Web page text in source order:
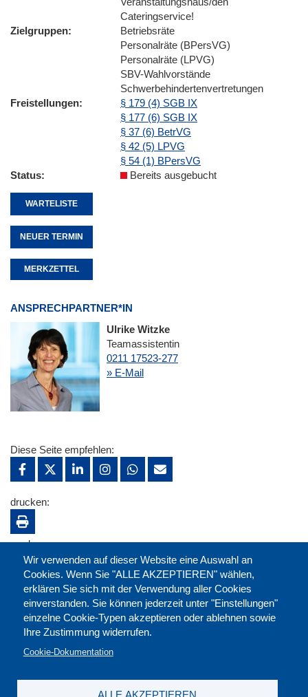
Cateringservice!
Zielgruppen
Betriebsräte
Personalräte (BPersVG)
Personalräte (LPVG)
SBV-Wahlvorstände
Schwerbehindertenvertretungen
Freistellungen
§ 179 (4) SGB IX
§ 177 (6) SGB IX
§ 37 (6) BetrVG
§ 42 (5) LPVG
§ 54 (1) BPersVG
Status
Bereits ausgebucht
WARTELISTE
NEUER TERMIN
MERKZETTEL
ANSPRECHPARTNER*IN
Ulrike Witzke
Teamassistentin
0211 17523-277
» E-Mail
Wir verwenden auf dieser Website eine Auswahl an
Cookies. Wenn Sie "ALLE AKZEPTIEREN" wählen,
erklären Sie sich mit der Verwendung aller Cookies
einverstanden. Sie können jederzeit unter "Einstellungen"
einzelne Cookie-Typen akzeptieren oder ablehnen sowie
Ihre Zustimmung widerrufen.
Cookie-Dokumentation
ALLE AKZEPTIEREN
Diese Seite empfehlen:
drucken:
merken: